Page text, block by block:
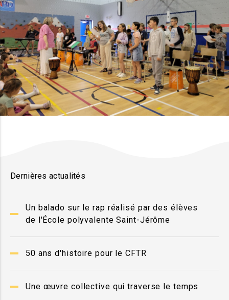
Dernières actualités
Un balado sur le rap réalisé par des élèves
de l'École polyvalente Saint-Jérôme
50 ans d'histoire pour le CFTR
Une œuvre collective qui traverse le temps